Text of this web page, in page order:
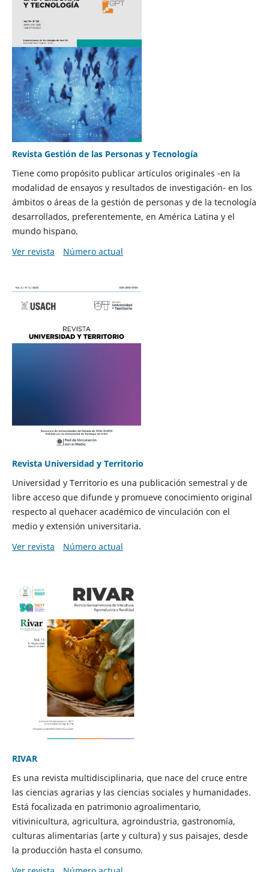
Revista Gestión de las Personas y Tecnología
Tiene como propósito publicar artículos originales -en la
modalidad de ensayos y resultados de investigación- en los
ámbitos o áreas de la gestión de personas y de la tecnología
desarrollados, preferentemente, en América Latina y el
mundo hispano.
Ver revista
Número actual
Revista Universidad y Territorio
Universidad y Territorio es una publicación semestral y de
libre acceso que difunde y promueve conocimiento original
respecto al quehacer académico de vinculación con el
medio y extensión universitaria.
Ver revista
Número actual
RIVAR
Es una revista multidisciplinaria, que nace del cruce entre
las ciencias agrarias y las ciencias sociales y humanidades.
Está focalizada en patrimonio agroalimentario,
vitivinicultura, agricultura, agroindustria, gastronomía,
culturas alimentarias (arte y cultura) y sus paisajes, desde
la producción hasta el consumo.